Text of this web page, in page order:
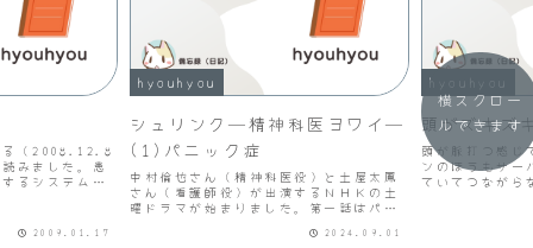
る（2008.12.8
みました。患
るシステムを
ど対象を明確
2009.01.17
hyouhyou
シュリンク―精神科医ヨワイ―
(1)パニック症
中村倫也さん（精神科医役）と土屋太鳳
さん（看護師役）が出演するＮＨＫの土
曜ドラマが始まりました。第一話はパニ
さん）でした。病気のつらさは違います
2024.09.01
hyouhyou
頭がズキズ
頭が脈打つ感じ
ンのほうもサー
ていてつながら
横スクロー
ルできます